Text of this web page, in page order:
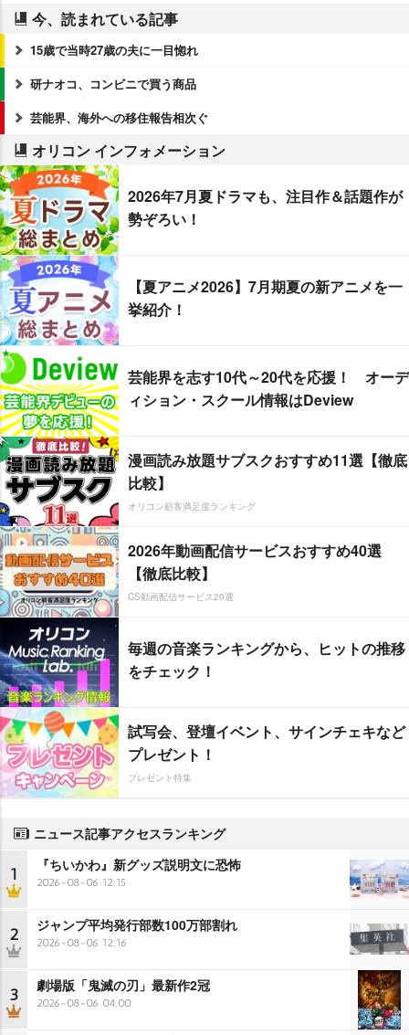
今、読まれている記事
15歳で当時27歳の夫に一目惚れ
研ナオコ、コンビニで買う商品
芸能界、海外への移住報告相次ぐ
オリコン インフォメーション
2026年7月夏ドラマも、注目作＆話題作が
勢ぞろい！
【夏アニメ2026】7月期夏の新アニメを一
挙紹介！
芸能界を志す10代～20代を応援！ オーデ
ィション・スクール情報はDeview
漫画読み放題サブスクおすすめ11選【徹底
比較】
オリコン顧客満足度ランキング
2026年動画配信サービスおすすめ40選
【徹底比較】
CS動画配信サービス20選
毎週の音楽ランキングから、ヒットの推移
をチェック！
試写会、登壇イベント、サインチェキなど
プレゼント！
プレゼント特集
ニュース記事アクセスランキング
1 『ちいかわ』新グッズ説明文に恐怖
2026-08-06 12:15
2 ジャンプ平均発行部数100万部割れ
2026-08-06 12:16
3 劇場版「鬼滅の刃」最新作2冠
2026-08-06 04:00